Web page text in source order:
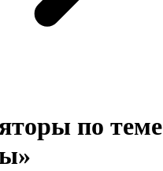
по теме